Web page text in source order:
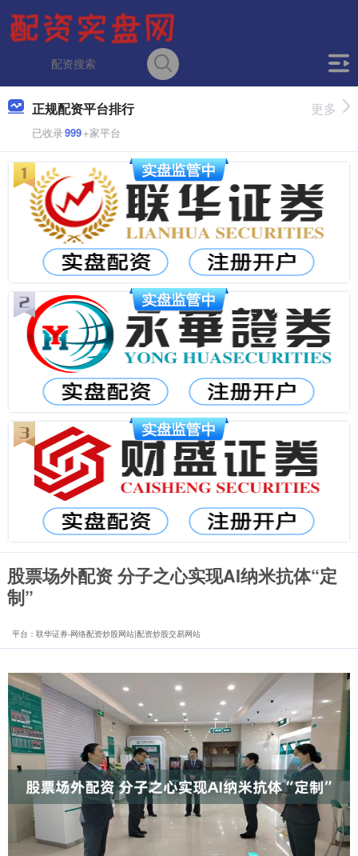
正规配资平台排行
已收录999+家平台
更多
股票场外配资 分子之心实现AI纳米抗体“定
制”
平台：联华证券-网络配资炒股网站|配资炒股交易网站